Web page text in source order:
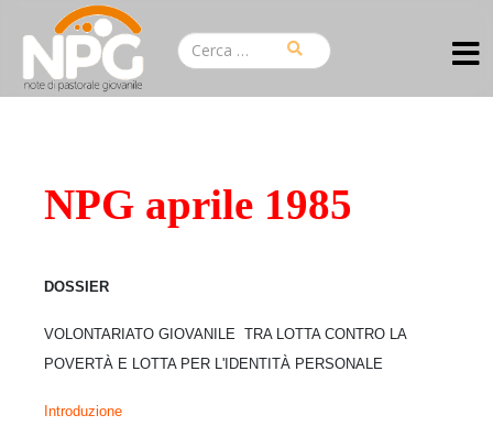
NPG aprile 1985
DOSSIER
VOLONTARIATO GIOVANILE TRA LOTTA CONTRO LA
POVERTÀ E LOTTA PER L'IDENTITÀ PERSONALE
Introduzione